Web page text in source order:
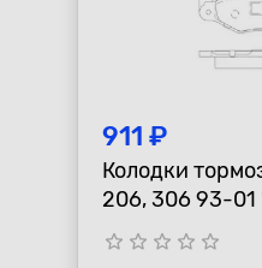
911 ₽
Колодки
206, 306 93-01
передние
star_border star_border star_border star_border star_border